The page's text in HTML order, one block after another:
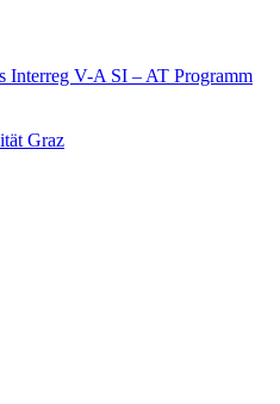
Interreg V-A SI – AT Programm
Graz